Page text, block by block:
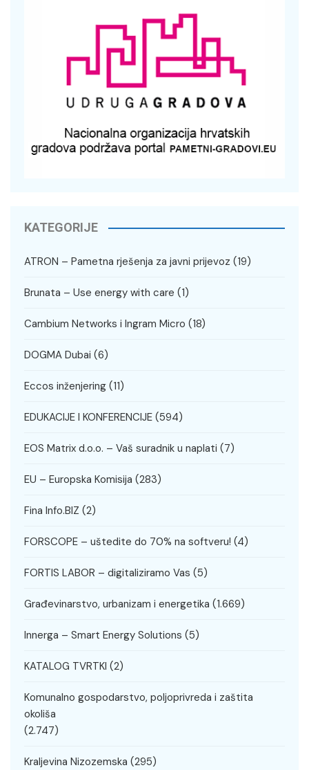
KATEGORIJE
ATRON – Pametna rješenja za javni prijevoz (19)
Brunata – Use energy with care (1)
Cambium Networks i Ingram Micro (18)
DOGMA Dubai (6)
Eccos inženjering (11)
EDUKACIJE I KONFERENCIJE (594)
EOS Matrix d.o.o. – Vaš suradnik u naplati (7)
EU – Europska Komisija (283)
Fina Info.BIZ (2)
FORSCOPE – uštedite do 70% na softveru! (4)
FORTIS LABOR – digitaliziramo Vas (5)
Građevinarstvo, urbanizam i energetika (1.669)
Innerga – Smart Energy Solutions (5)
KATALOG TVRTKI (2)
Komunalno gospodarstvo, poljoprivreda i zaštita
okoliša
(2.747)
Kraljevina Nizozemska (295)